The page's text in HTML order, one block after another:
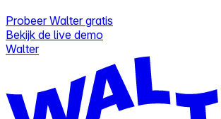
Probeer Walter gratis
Bekijk de live demo
Walter